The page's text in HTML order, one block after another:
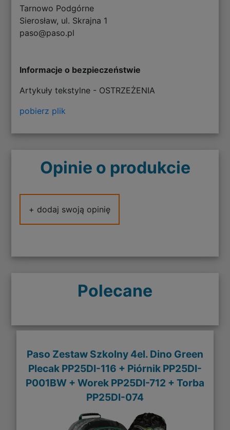
Tarnowo Podgórne
Sierosław, ul. Skrajna 1
paso@paso.pl
Informacje o bezpieczeństwie
Artykuły tekstylne - OSTRZEŻENIA
pobierz plik
Opinie o produkcie
+ dodaj swoją opinię
Polecane
Paso Zestaw Szkolny 4el. Dino Green
Plecak PP25DI-116 + Piórnik PP25DI-
P001BW + Worek PP25DI-712 + Torba
PP25DI-074